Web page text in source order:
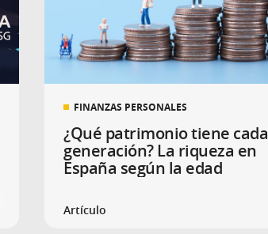
FINANZAS PERSONALES
¿Qué patrimonio tiene cada
generación? La riqueza en
España según la edad
Artículo